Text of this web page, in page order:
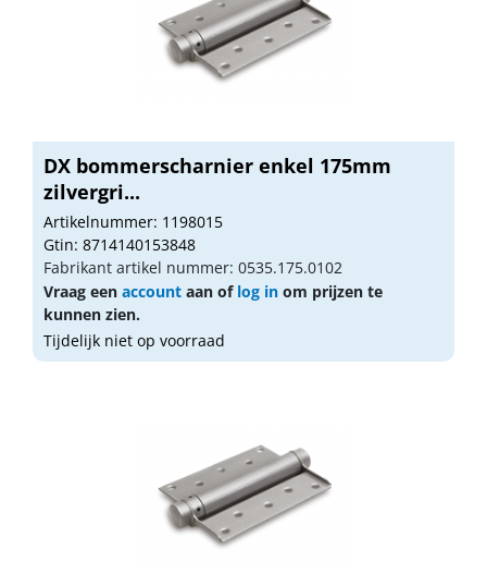
DX bommerscharnier enkel 175mm
zilvergri...
Artikelnummer: 1198015
Gtin: 8714140153848
Fabrikant artikel nummer: 0535.175.0102
Vraag een account aan of log in om prijzen te
kunnen zien.
Tijdelijk niet op voorraad